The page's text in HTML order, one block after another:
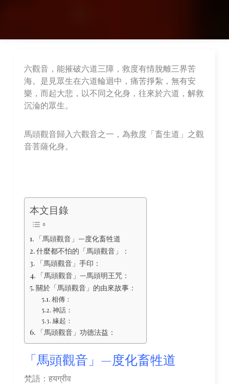
六觀音，能摧破六道三障，救度有情脫離三界苦
海。是見眾生在六道輪迴中，痛苦掙紮，無有安
樂，而起大悲，以不同之化身，往來於六道，解救
沉淪的眾生。
馬頭觀音歸入六觀音之一，為救度「畜生道」之觀
音菩薩化身。
本文目錄
「馬頭觀音」—度化畜牲道
什麼都不怕的「馬頭觀音」：
「馬頭觀音」手印：
「馬頭觀音」—馬頭明王咒：
關於「馬頭觀音」的由來故事：
相傳：
神話：
緣起：
「馬頭觀音」功德法益：
「馬頭觀音」—度化畜牲道
梵語：हयग्रीव